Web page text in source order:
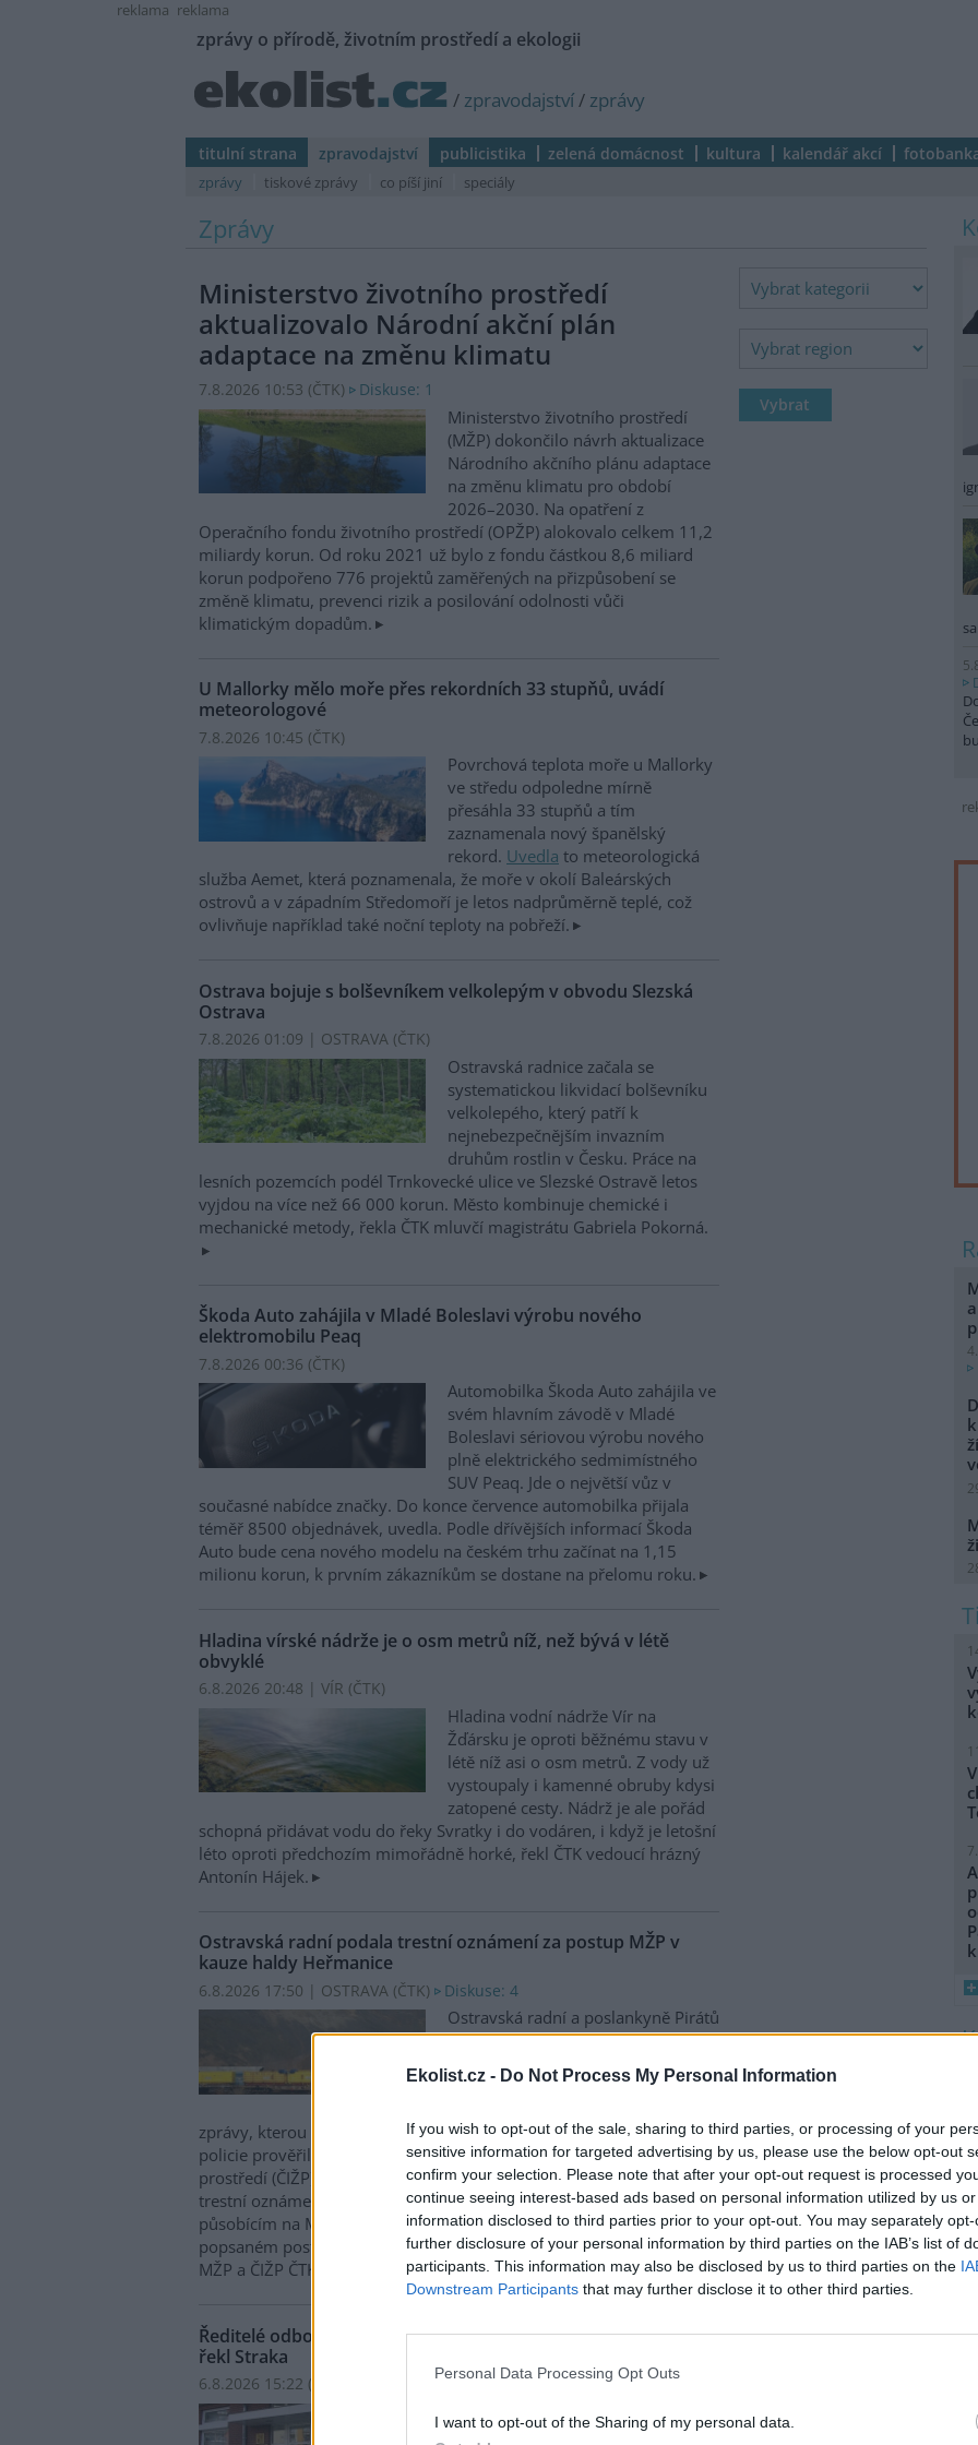
Ekolist.cz - Do Not Process My Personal Information
If you wish to opt-out of the sale, sharing to third parties, or processing of your
sensitive information for targeted advertising by us, please use the below opt-out
confirm your selection. Please note that after your opt-out request is processed
continue seeing interest-based ads based on personal information utilized by us
information disclosed to third parties prior to your opt-out. You may separately
further disclosure of your personal information by third parties on the IAB’s list of
participants. This information may also be disclosed by us to third parties on the
Downstream Participants that may further disclose it to other third parties.
Personal Data Processing Opt Outs
I want to opt-out of the Sharing of my personal data.
reklama reklama
zprávy o přírodě, životním prostředí a ekologii
/ zpravodajství/ zprávy
titulní strana zpravodajství publicistika zelená domácnost kultura kalendář akcí
zprávy tiskové zprávy co píší jiní speciály
Zprávy
Ministerstvo životního prostředí
aktualizovalo Národní akční plán
adaptace na změnu klimatu
7.8.2026 10:53 (ČTK) Diskuse: 1
Ministerstvo životního prostředí
(MŽP) dokončilo návrh aktualizace
Národního akčního plánu adaptace
na změnu klimatu pro období
2026–2030. Na opatření z
Operačního fondu životního prostředí (OPŽP) alokovalo celkem 11,2
miliardy korun. Od roku 2021 už bylo z fondu částkou 8,6 miliard
korun podpořeno 776 projektů zaměřených na přizpůsobení se
změně klimatu, prevenci rizik a posilování odolnosti vůči
klimatickým dopadům.
U Mallorky mělo moře přes rekordních 33 stupňů, uvádí
meteorologové
7.8.2026 10:45 (ČTK)
Povrchová teplota moře u Mallorky
ve středu odpoledne mírně
přesáhla 33 stupňů a tím
zaznamenala nový španělský
rekord. Uvedla to meteorologická
služba Aemet, která poznamenala, že moře v okolí Baleárských
ostrovů a v západním Středomoří je letos nadprůměrně teplé, což
ovlivňuje například také noční teploty na pobřeží.
Ostrava bojuje s bolševníkem velkolepým v obvodu Slezská
Ostrava
7.8.2026 01:09 | OSTRAVA (ČTK)
Ostravská radnice začala se
systematickou likvidací bolševníku
velkolepého, který patří k
nejnebezpečnějším invazním
druhům rostlin v Česku. Práce na
lesních pozemcích podél Trnkovecké ulice ve Slezské Ostravě letos
vyjdou na více než 66 000 korun. Město kombinuje chemické i
mechanické metody, řekla ČTK mluvčí magistrátu Gabriela Pokorná.
Škoda Auto zahájila v Mladé Boleslavi výrobu nového
elektromobilu Peaq
7.8.2026 00:36 (ČTK)
Automobilka Škoda Auto zahájila ve
svém hlavním závodě v Mladé
Boleslavi sériovou výrobu nového
plně elektrického sedmimístného
SUV Peaq. Jde o největší vůz v
současné nabídce značky. Do konce července automobilka přijala
téměř 8500 objednávek, uvedla. Podle dřívějších informací Škoda
Auto bude cena nového modelu na českém trhu začínat na 1,15
milionu korun, k prvním zákazníkům se dostane na přelomu roku.
Hladina vírské nádrže je o osm metrů níž, než bývá v létě
obvyklé
6.8.2026 20:48 | VÍR (ČTK)
Hladina vodní nádrže Vír na
Žďársku je oproti běžnému stavu v
létě níž asi o osm metrů. Z vody už
vystoupaly i kamenné obruby kdysi
zatopené cesty. Nádrž je ale pořád
schopná přidávat vodu do řeky Svratky i do vodáren, i když je letošní
léto oproti předchozím mimořádně horké, řekl ČTK vedoucí hrázný
Antonín Hájek.
Ostravská radní podala trestní oznámení za postup MŽP v
kauze haldy Heřmanice
6.8.2026 17:50 | OSTRAVA (ČTK) Diskuse: 4
Ostravská radní a poslankyně Pirátů
Andrea Hoffmannová podala trestní
oznámení za postup ministerstva
životního prostředí (MŽP) v kauze
zprávy, kterou ČTK poskytla Česká pirátská strana. Požaduje, aby
policie prověřila okolnosti odebrání případu České inspekci životního
prostředí (ČIŽP) a zastavení řízení. Hoffmannová ČTK sdělila, že
trestní oznámení podala proti dosud přesně nezjištěným osobám
působícím na MŽP a ČIŽP, případně dalším osobám, jejichž účast na
popsaném postupu může být zjištěna prověřováním. Stanovisko
MŽP a ČIŽP ČTK shání.
Ředitelé odborů i mluvčí se z ČIŽP rozhodli odejít z vlastní vůle,
řekl Straka
6.8.2026 15:22 (
Matěj Mrlina, vedoucí služebního